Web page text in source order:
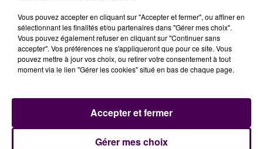
7 août 2026
Gagnez vos pass pour le V and B Fest' 2026 !
Vous pouvez accepter en cliquant sur "Accepter et fermer", ou affiner en
sélectionnant les finalités et/ou partenaires dans "Gérer mes choix".
Vous pouvez également refuser en cliquant sur "Continuer sans
accepter". Vos préférences ne s'appliqueront que pour ce site. Vous
pouvez mettre à jour vos choix, ou retirer votre consentement à tout
moment via le lien "Gérer les cookies" situé en bas de chaque page.
Gérer mes choix
Accepter et fermer